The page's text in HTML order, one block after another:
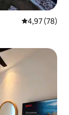
4,97 de uma
4,97 (78)